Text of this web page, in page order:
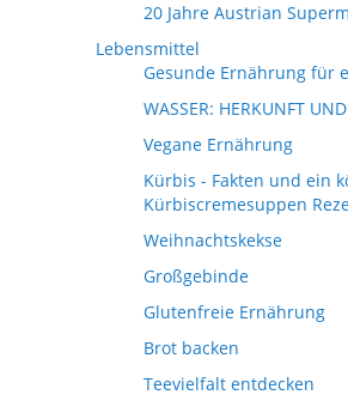
20 Jahre Austrian
Lebensmittel
Gesunde Ernährung für
WASSER: HERKUNFT
Vegane Ernährung
Kürbis - Fakten und ein
Kürbiscremesuppen
Weihnachtskekse
Großgebinde
Glutenfreie Ernährung
Brot backen
Teevielfalt entdecken